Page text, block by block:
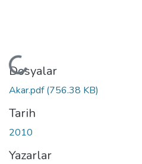
Yükleniyor...
Dosyalar
Akar.pdf(756.38 KB)
Tarih
2010
Yazarlar